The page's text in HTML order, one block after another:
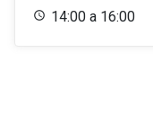
14:00 a 16:00